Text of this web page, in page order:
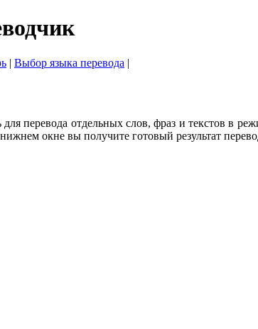
| Выбор языка перевода |
перевода отдельных слов, фраз и текстов в
окне вы получите готовый результат